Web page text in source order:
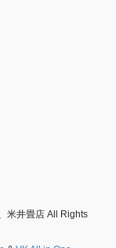
米井畳店 All Rights